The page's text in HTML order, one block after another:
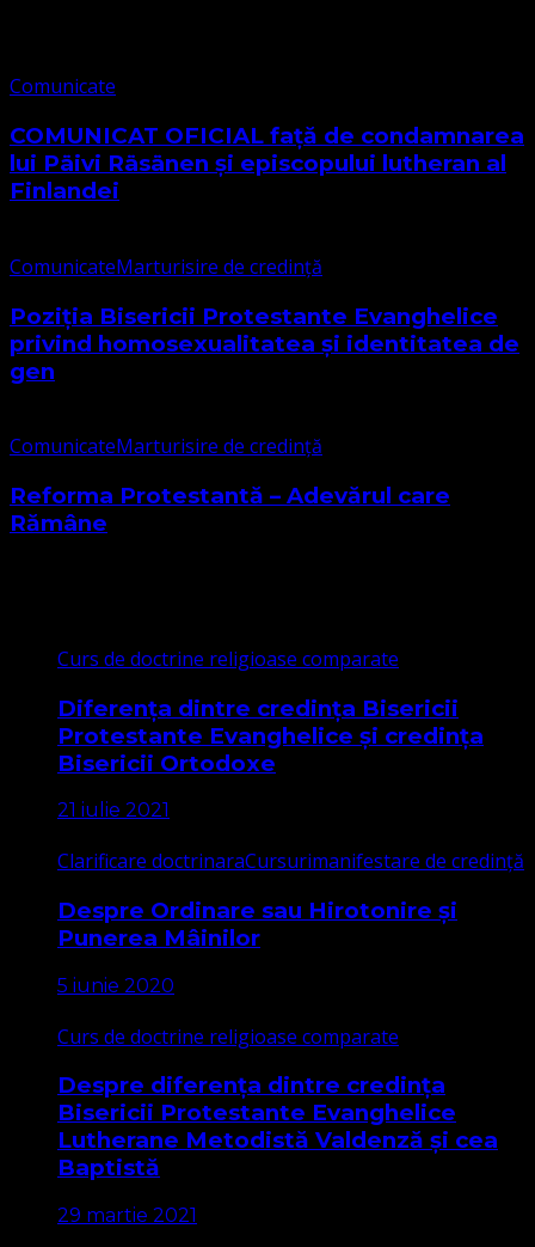
Comunicate
COMUNICAT OFICIAL față de condamnarea
lui Päivi Räsänen și episcopului lutheran al
Finlandei
ComunicateMarturisire de credință
Poziția Bisericii Protestante Evanghelice
privind homosexualitatea și identitatea de
gen
ComunicateMarturisire de credință
Reforma Protestantă – Adevărul care
Rămâne
Curs de doctrine religioase comparate
Diferența dintre credința Bisericii
Protestante Evanghelice și credința
Bisericii Ortodoxe
21 iulie 2021
Clarificare doctrinaraCursurimanifestare de credință
Despre Ordinare sau Hirotonire și
Punerea Mâinilor
5 iunie 2020
Curs de doctrine religioase comparate
Despre diferența dintre credința
Bisericii Protestante Evanghelice
Lutherane Metodistă Valdenză și cea
Baptistă
29 martie 2021